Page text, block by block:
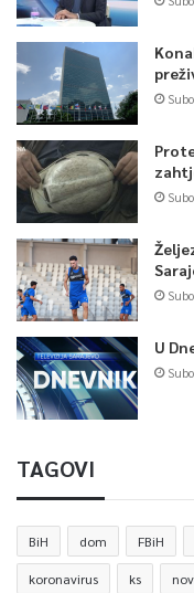
U
TAGOVI
BiH dom FBiH
koronavirus ks